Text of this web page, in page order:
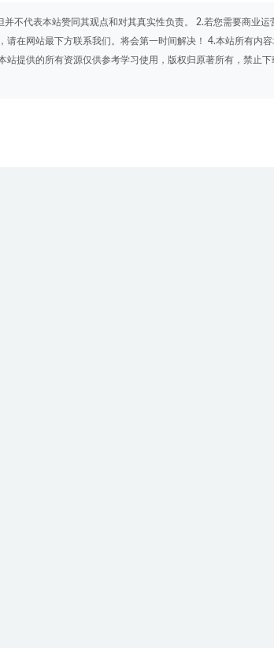
并不代表本站赞同其观点和对其真实性负责。 2.若您需要商业
请在网站最下方联系我们。将会第一时间解决！ 4.本站所有内
站提供的所有资源仅供参考学习使用，版权归原著所有，禁止